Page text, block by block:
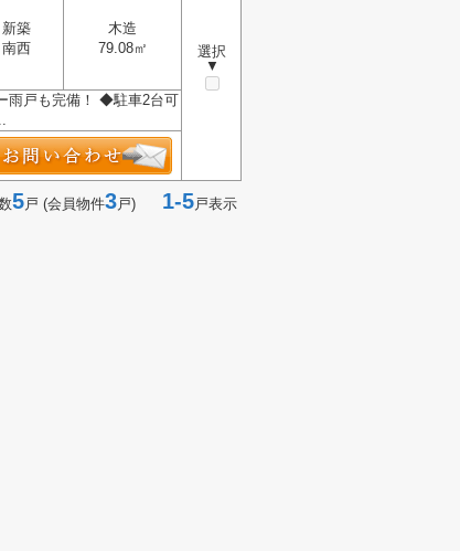
選択
▼
新築
南西
木造
79.08㎡
雨戸も完備！ ◆駐車2台可
5戸 (会員物件3戸) 1-5戸表示